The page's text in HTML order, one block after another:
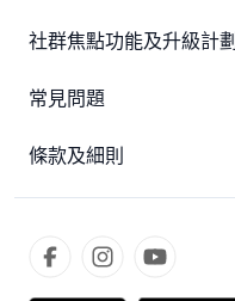
社群焦點功能及升級計劃
常見問題
條款及細則